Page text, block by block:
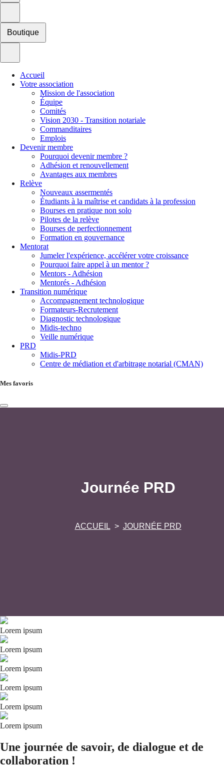
Boutique
Accueil
Votre association
Mission de l'association
Équipe
Comités
Vision 2030 - Transition notariale
Commanditaires
Emplois
Devenir membre
Pourquoi devenir membre ?
Adhésion et renouvellement
Avantages aux membres
Relève
Nouveaux assermentés
Étudiants à la maîtrise et candidats à la profession
Bourses en pratique non solo
Pilotes de la relève
Bourses de perfectionnement
Formation en gouvernance
Mentorat
Jumeler l'expérience, accélérer votre croissance
Pourquoi faire appel à un mentor ?
Mentors - Adhésion
Mentorés - Adhésion
Transition numérique
Accompagnement technologique
Formateurs-Recrutement
Diagnostic technologique
Midis-techno
Veille numérique
PRD
Midis-PRD
Centre de médiation et d'arbitrage notarial (CMAN)
Mes favoris
Journée PRD
ACCUEIL JOURNÉE PRD
Lorem ipsum
Lorem ipsum
Lorem ipsum
Lorem ipsum
Lorem ipsum
Lorem ipsum
Une journée de savoir, de dialogue et de
collaboration !